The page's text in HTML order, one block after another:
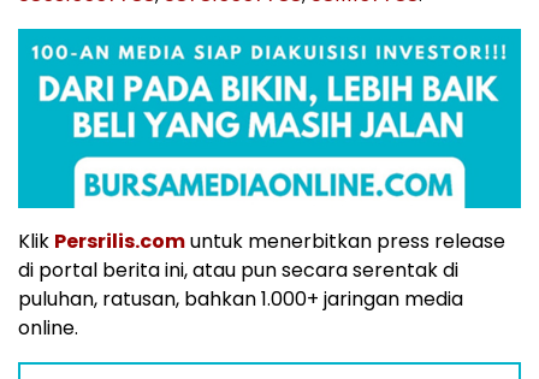
Klik Persrilis.comuntuk menerbitkan press release
di portal berita ini, atau pun secara serentak di
puluhan, ratusan, bahkan 1.000+ jaringan media
online.